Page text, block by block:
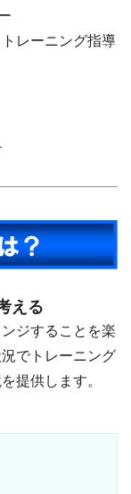
レーニング指導
える
ジすることを楽
でトレーニング
提供します。